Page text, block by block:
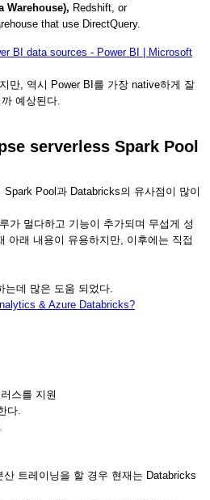
Warehouse), Redshift, or
that use DirectQuery.
BI data sources - Power BI | Microsoft
만, 역시 Power BI를 가장 native하게 잘
예상된다.
serverless Spark Pool
Pool과 Databricks의 유사점이 많이
가 멀다하고 기능이 추가되며 무섭게 성
아래 내용이 유용하지만, 이후에는 직접
는데 많은 도움 되었다.
& Azure Databricks?
스를 지원
다.
트레이닝을 할 경우 현재는 Databricks